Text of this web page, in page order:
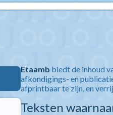
Etaamb biedt de inhoud
afkondigings- en
afprintbaar te zijn, en
Teksten